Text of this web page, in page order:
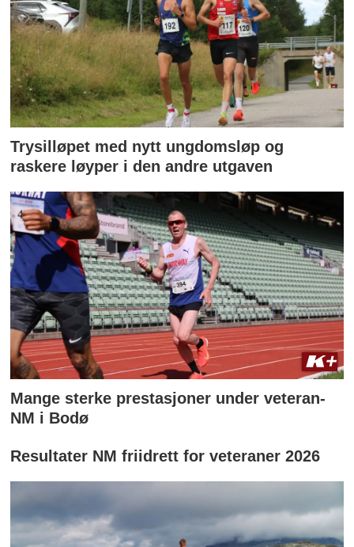
Trysilløpet med nytt ungdomsløp og
raskere løyper i den andre utgaven
Mange sterke prestasjoner under veteran-
NM i Bodø
Resultater NM friidrett for veteraner 2026